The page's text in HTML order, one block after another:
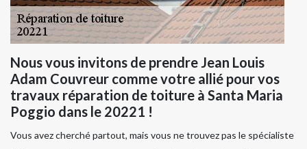
Nous vous invitons de prendre Jean Louis
Adam Couvreur comme votre allié pour vos
travaux réparation de toiture à Santa Maria
Poggio dans le 20221 !
Vous avez cherché partout, mais vous ne trouvez pas le spécialiste